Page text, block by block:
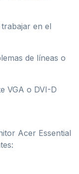
en el
de líneas o
VGA o DVI-D
Acer Essential